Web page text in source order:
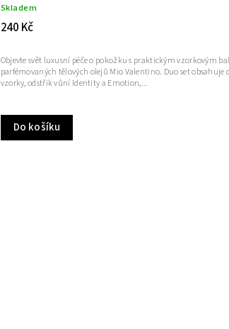
Skladem
240 Kč
Do košíku
Objevte svět luxusní péče o pokožku s praktickým vzorkovým
parfémovaných tělových olejů Mio Valentino. Duo set obsahuje
vzorky, odstřik vůní Identity a Emotion,...